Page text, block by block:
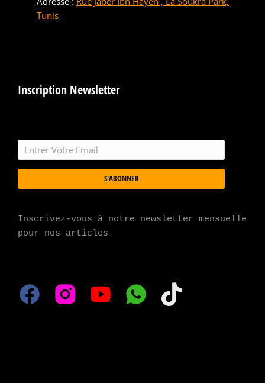
Tunis
Inscription Newsletter
S'ABONNER
Inscrivez-vous à notre newsletter mensuelle
pour nos articles